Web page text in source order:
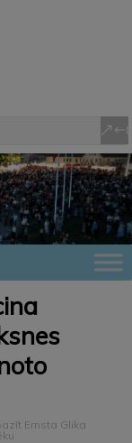
Ernsta Glika